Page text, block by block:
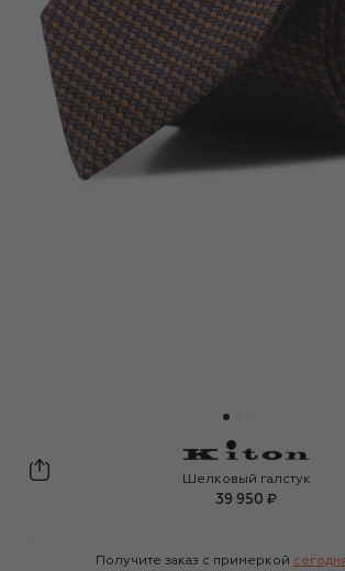
Kiton
Шелковый галстук
39 950 ₽
Получите заказ с примеркой